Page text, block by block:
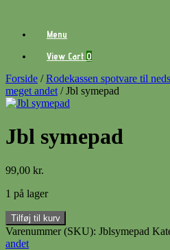
Menu
View
cart
View Cart 0
Forside /Rodekassen spotvare til
meget andet / Jbl symepad
Jbl symepad
99,00 kr.
1 på lager
Jbl
symepad
antal
Tilføj til kurv
Varenummer (SKU): Jblsymepad
andet